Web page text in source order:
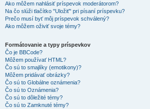
Ako môžem nahlásiť príspevok moderátorom?
Na čo slúži tlačítko "Uložiť" pri písaní príspevku?
Prečo musí byť môj príspevok schválený?
Ako môžem oživiť svoje témy?
Formátovanie a typy príspevkov
Čo je BBCode?
Môžem používať HTML?
Čo sú to smajlíky (emotikony)?
Môžem pridávať obrázky?
Čo sú to Globálne oznámenia?
Čo sú to Oznámenia?
Čo sú to dôležité témy?
Čo sú to Zamknuté témy?